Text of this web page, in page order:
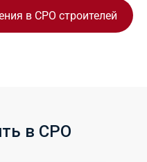
в СРО строителей
в СРО